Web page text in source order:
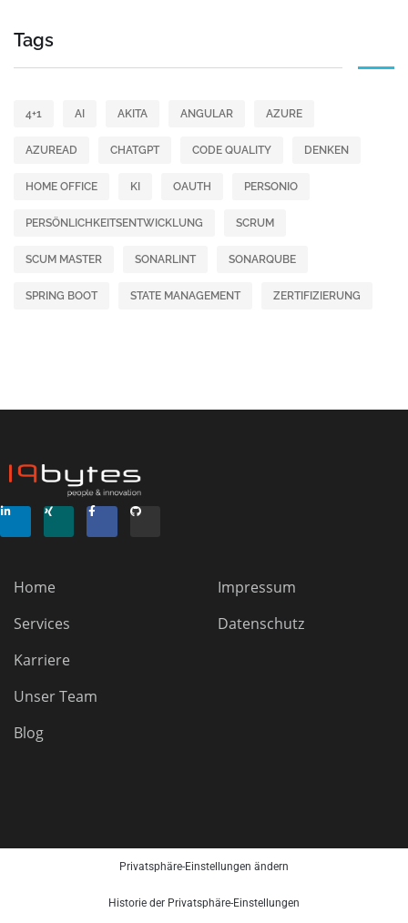
Tags
4+1 AI AKITA ANGULAR AZURE
AZUREAD CHATGPT CODE QUALITY DENKEN
HOME OFFICE KI OAUTH PERSONIO
PERSÖNLICHKEITSENTWICKLUNG SCRUM
SCUM MASTER SONARLINT SONARQUBE
SPRING BOOT STATE MANAGEMENT ZERTIFIZIERUNG
Home
Services
Karriere
Unser Team
Blog
Impressum
Datenschutz
Privatsphäre-Einstellungen ändern
Historie der Privatsphäre-Einstellungen